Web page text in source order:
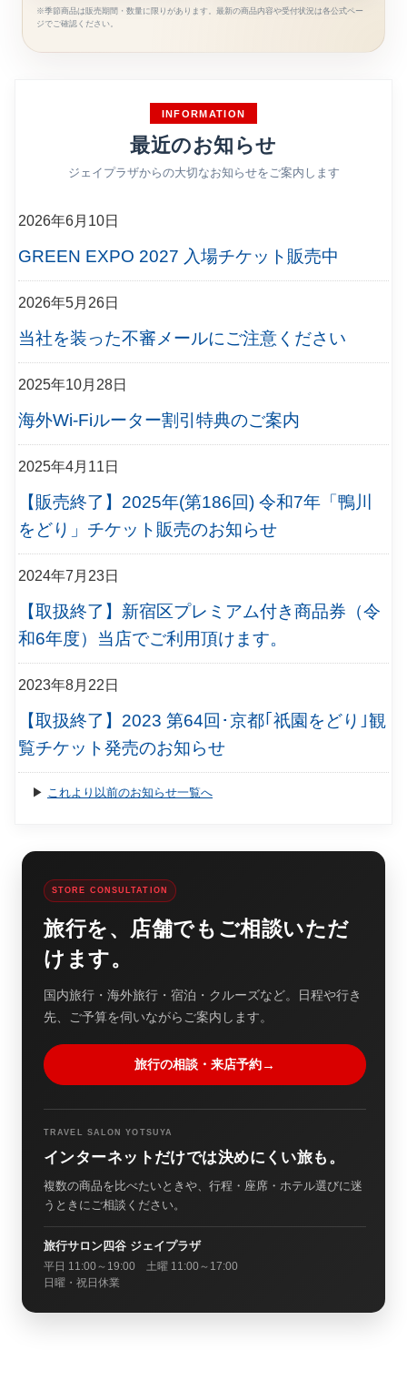
※季節商品は販売期間・数量に限りがあります。最新の商品内容や受付状況は各公式ペー
ジでご確認ください。
INFORMATION
最近のお知らせ
ジェイプラザからの大切なお知らせをご案内します
2026年6月10日
GREEN EXPO 2027 入場チケット販売中
2026年5月26日
当社を装った不審メールにご注意ください
2025年10月28日
海外Wi-Fiルーター割引特典のご案内
2025年4月11日
【販売終了】2025年(第186回) 令和7年「鴨川
をどり」チケット販売のお知らせ
2024年7月23日
【取扱終了】新宿区プレミアム付き商品券（令
和6年度）当店でご利用頂けます。
2023年8月22日
【取扱終了】2023 第64回･京都｢祇園をどり｣観
覧チケット発売のお知らせ
▶ これより以前のお知らせ一覧へ
STORE CONSULTATION
旅行を、店舗でもご相談いただ
けます。
国内旅行・海外旅行・宿泊・クルーズなど。日程や行き
先、ご予算を伺いながらご案内します。
旅行の相談・来店予約→
TRAVEL SALON YOTSUYA
インターネットだけでは決めにくい旅も。
複数の商品を比べたいときや、行程・座席・ホテル選びに迷
うときにご相談ください。
旅行サロン四谷 ジェイプラザ
平日 11:00～19:00 土曜 11:00～17:00
日曜・祝日休業